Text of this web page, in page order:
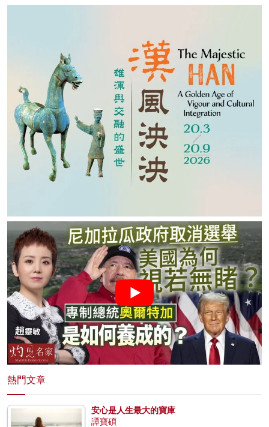
熱門文章
安心是人生最大的寶庫
譚寶碩